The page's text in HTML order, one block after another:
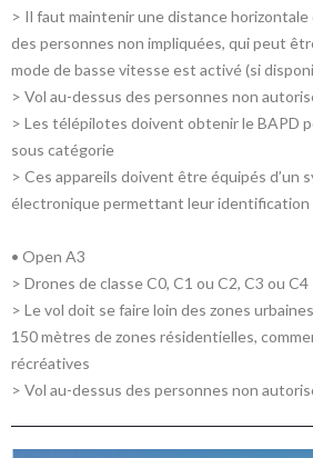
> Il faut maintenir une distance
des personnes non impliquées, qui peut
mode de basse vitesse est activé (si
> Vol au-dessus des personnes non
> Les télépilotes doivent obtenir le BAPD
sous catégorie
> Ces appareils doivent être équipés d’un
électronique permettant leur identification
• Open A3
> Drones de classe C0, C1 ou C2, C3 ou C4
> Le vol doit se faire loin des zones
150 mètres de zones résidentielles,
récréatives
> Vol au-dessus des personnes non